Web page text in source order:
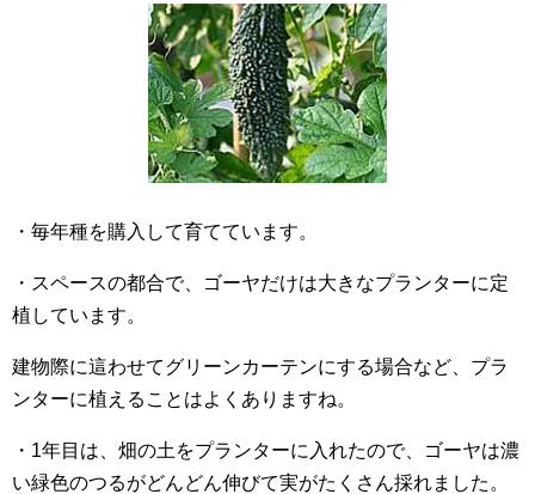
・毎年種を購入して育てています。
・スペースの都合で、ゴーヤだけは大きなプランターに定
植しています。
建物際に這わせてグリーンカーテンにする場合など、プラ
ンターに植えることはよくありますね。
・1年目は、畑の土をプランターに入れたので、ゴーヤは濃
い緑色のつるがどんどん伸びて実がたくさん採れました。